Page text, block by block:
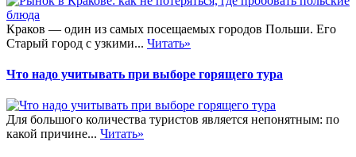
Краков — один из самых посещаемых городов Польши. Его
Старый город с узкими... Читать»
Что надо учитывать при выборе горящего тура
Для большого количества туристов является непонятным: по
какой причине... Читать»